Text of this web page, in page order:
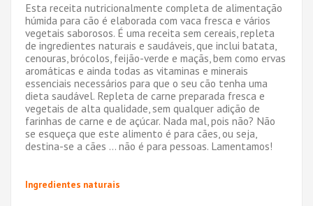
Esta receita nutricionalmente completa de alimentação
húmida para cão é elaborada com vaca fresca e vários
vegetais saborosos. É uma receita sem cereais, repleta
de ingredientes naturais e saudáveis, que inclui batata,
cenouras, brócolos, feijão-verde e maçãs, bem como ervas
aromáticas e ainda todas as vitaminas e minerais
essenciais necessários para que o seu cão tenha uma
dieta saudável. Repleta de carne preparada fresca e
vegetais de alta qualidade, sem qualquer adição de
farinhas de carne e de açúcar. Nada mal, pois não? Não
se esqueça que este alimento é para cães, ou seja,
destina-se a cães ... não é para pessoas. Lamentamos!
Ingredientes naturais